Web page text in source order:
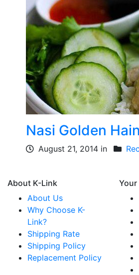
Nasi Golden
August 21, 2014 in
About K-Link
About Us
Why Choose K-
Link?
Shipping Rate
Shipping Policy
Replacement Policy
Your